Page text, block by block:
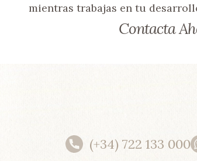
mientras trabajas en tu
Contacta
(+34) 722 133 000